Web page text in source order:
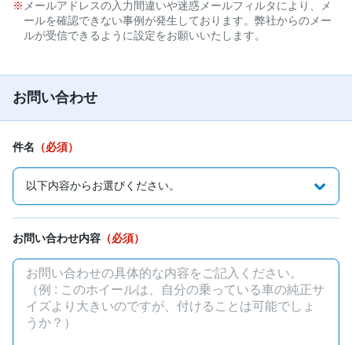
メールアドレスの入力間違いや迷惑メールフィルタにより、メ
ールを確認できない事例が発生しております。弊社からのメー
ルが受信できるように設定をお願いいたします。
お問い合わせ
件名 （必須）
お問い合わせ内容 （必須）